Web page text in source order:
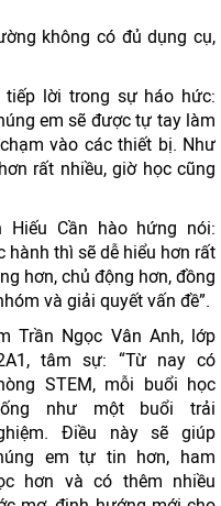
không có đủ dụng cụ,
tiếp lời trong sự háo hức:
em sẽ được tự tay làm
vào các thiết bị. Như
rất nhiều, giờ học cũng
Hiếu Cần hào hứng nói:
hành thì sẽ dễ hiểu hơn rất
hơn, chủ động hơn, đồng
và giải quyết vấn đề”.
Trần Ngọc Vân Anh, lớp
tâm sự: “Từ nay có
STEM, mỗi buổi học
như một buổi trải
Điều này sẽ giúp
em tự tin hơn, ham
hơn và có thêm nhiều